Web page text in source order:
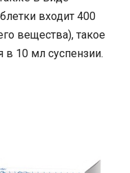
входит 400
вещества), такое
в 10 мл суспензии.